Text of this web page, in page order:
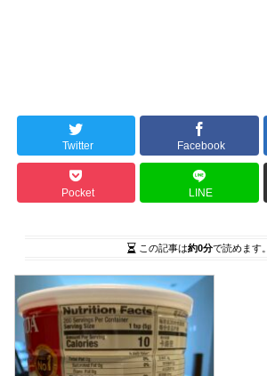
Twitter Facebook
Pocket LINE
この記事は約0分で読めます。